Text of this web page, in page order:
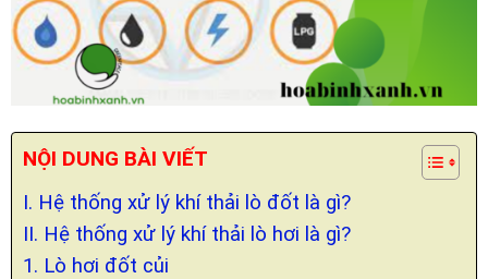
NỘI DUNG BÀI VIẾT
I. Hệ thống xử lý khí thải lò đốt là gì?
II. Hệ thống xử lý khí thải lò hơi là gì?
1. Lò hơi đốt củi